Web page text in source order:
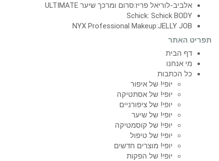
אלביב-לוריאל פריז:סרום ומרכך שיער ULTIMATE
Schick: Schick BODY
NYX Professional Makeup:JELLY JOB
תפריט האתר
דף הבית
מי אנחנו
כל הכתבות
יופי! של איפור
יופי! של אסתטיקה
יופי! של ציפורניים
יופי! של שיער
יופי! של קוסמטיקה
יופי! של טיפול
יופי! מוצרים חדשים
יופי! של הפקות